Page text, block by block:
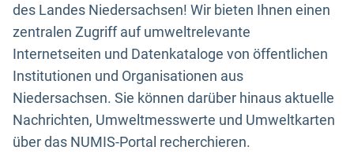
des Landes Niedersachsen! Wir bieten Ihnen einen
zentralen Zugriff auf umweltrelevante
Internetseiten und Datenkataloge von öffentlichen
Institutionen und Organisationen aus
Niedersachsen. Sie können darüber hinaus aktuelle
Nachrichten, Umweltmesswerte und Umweltkarten
über das NUMIS-Portal recherchieren.